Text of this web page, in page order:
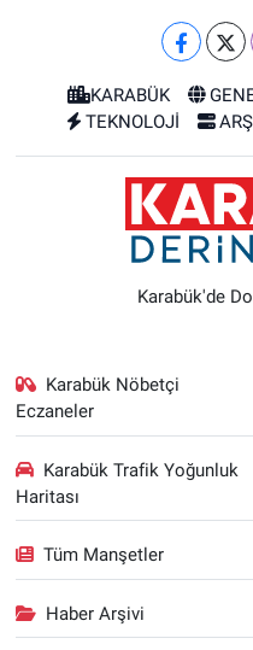
KARABÜK
TEKNOLOJİ
Karabük'de
Karabük Nöbetçi
Eczaneler
Karabük Trafik Yoğunluk
Haritası
Tüm Manşetler
Haber Arşivi